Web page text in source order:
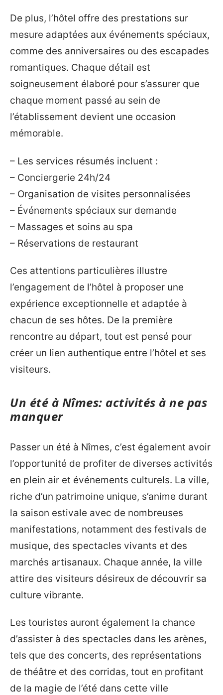
De plus, l’hôtel offre des prestations sur
mesure adaptées aux événements spéciaux,
comme des anniversaires ou des escapades
romantiques. Chaque détail est
soigneusement élaboré pour s’assurer que
chaque moment passé au sein de
l’établissement devient une occasion
mémorable.
– Les services résumés incluent :
– Conciergerie 24h/24
– Organisation de visites personnalisées
– Événements spéciaux sur demande
– Massages et soins au spa
– Réservations de restaurant
Ces attentions particulières illustre
l’engagement de l’hôtel à proposer une
expérience exceptionnelle et adaptée à
chacun de ses hôtes. De la première
rencontre au départ, tout est pensé pour
créer un lien authentique entre l’hôtel et ses
visiteurs.
Un été à Nîmes: activités à ne pas
manquer
Passer un été à Nîmes, c’est également avoir
l’opportunité de profiter de diverses activités
en plein air et événements culturels. La ville,
riche d’un patrimoine unique, s’anime durant
la saison estivale avec de nombreuses
manifestations, notamment des festivals de
musique, des spectacles vivants et des
marchés artisanaux. Chaque année, la ville
attire des visiteurs désireux de découvrir sa
culture vibrante.
Les touristes auront également la chance
d’assister à des spectacles dans les arènes,
tels que des concerts, des représentations
de théâtre et des corridas, tout en profitant
de la magie de l’été dans cette ville